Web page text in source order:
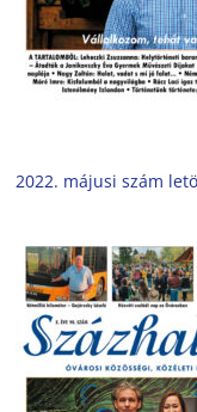
2022. májusi szám